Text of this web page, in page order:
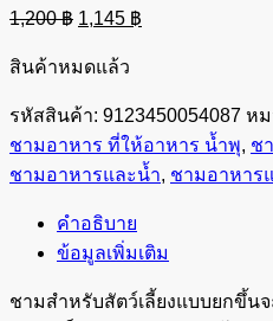
1,200฿ Original
price
was:
1,145 ฿
price
สินค้าหมดแล้ว
รหัสสินค้า: 9123450054087 ห
ชามอาหาร ที่ให้อาหาร น้ำพุ, ช
ชามอาหารและน้ำ, ชามอาหาร
คำอธิบาย
ข้อมูลเพิ่มเติม
ชามสำหรับสัตว์เลี้ยงแบบยกขึ้น